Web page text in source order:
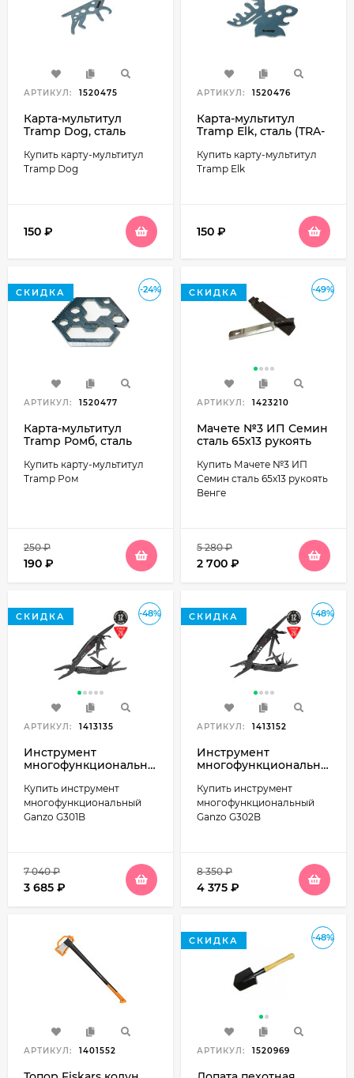
АРТИКУЛ: 1520475
Карта-мультитул
Tramp Dog, сталь
Купить карту-мультитул
Tramp Dog
150 ₽
АРТИКУЛ: 1520476
Карта-мультитул
Tramp Elk, сталь (TRA-
Купить карту-мультитул
Tramp Elk
150 ₽
-24%
СКИДКА
АРТИКУЛ: 1520477
Карта-мультитул
Tramp Ромб, сталь
Купить карту-мультитул
Tramp Ром
250₽
190 ₽
-49%
СКИДКА
АРТИКУЛ: 1423210
Мачете №3 ИП Семин
сталь 65х13 рукоять
Купить Мачете №3 ИП
Семин сталь 65х13 рукоять
Венге
5 280₽
2 700 ₽
-48%
СКИДКА
АРТИКУЛ: 1413135
Инструмент
многофункциональный
Купить инструмент
многофункциональный
Ganzo G301B
7 040₽
3 685 ₽
-48%
СКИДКА
АРТИКУЛ: 1413152
Инструмент
многофункциональный
Купить инструмент
многофункциональный
Ganzo G302B
8 350₽
4 375 ₽
АРТИКУЛ: 1401552
-48%
СКИДКА
АРТИКУЛ: 1520969